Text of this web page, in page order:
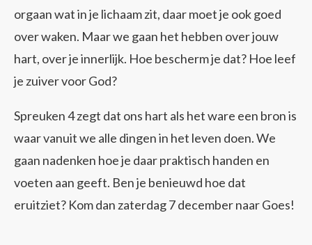
orgaan wat in je lichaam zit, daar moet je ook goed
over waken. Maar we gaan het hebben over jouw
hart, over je innerlijk. Hoe bescherm je dat? Hoe leef
je zuiver voor God?
Spreuken 4 zegt dat ons hart als het ware een bron is
waar vanuit we alle dingen in het leven doen. We
gaan nadenken hoe je daar praktisch handen en
voeten aan geeft. Ben je benieuwd hoe dat
eruitziet? Kom dan zaterdag 7 december naar Goes!